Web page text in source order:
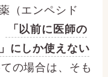
（エンペシド
「以前に医師の
にしか使えない
の場合は、そも